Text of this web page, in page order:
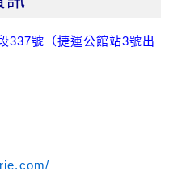
337號（捷運公館站3號出